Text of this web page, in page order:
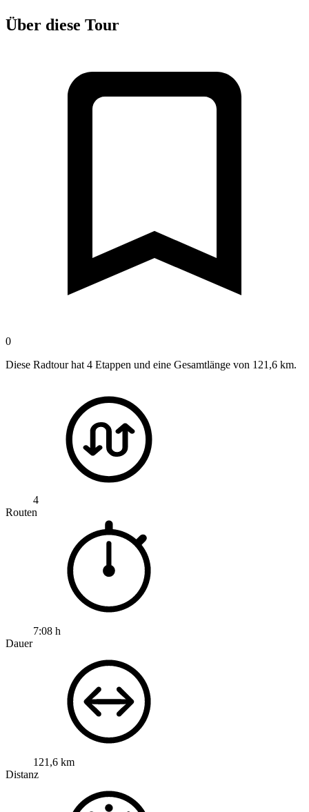
Über diese Tour
0
Diese Radtour hat 4 Etappen und eine Gesamtlänge von 121,6 km.
4
Routen
7:08 h
Dauer
121,6 km
Distanz